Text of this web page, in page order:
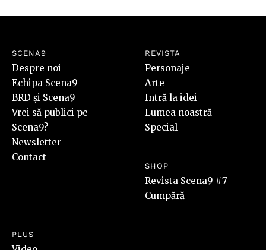
SCENA9
Despre noi
Echipa Scena9
BRD și Scena9
Vrei să publici pe
Scena9?
Newsletter
Contact
REVISTA
Personaje
Arte
Intră la idei
Lumea noastră
Special
SHOP
Revista Scena9 #7
Cumpără
PLUS